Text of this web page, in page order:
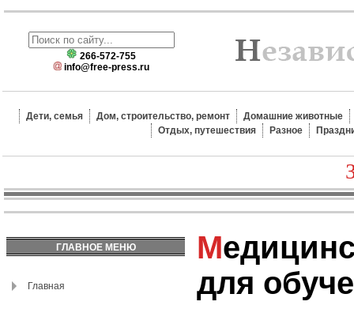
266-572-755
info@free-press.ru
Дети, семья Дом, строительство, ремонт
Домашние животные
Отдых, путешествия
Разное
ГЛАВНОЕ МЕНЮ
Главная
Медицинская справка
для